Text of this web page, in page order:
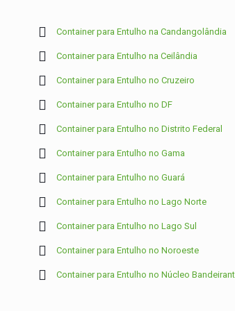
Container para Entulho na Candangolândia
Container para Entulho na Ceilândia
Container para Entulho no Cruzeiro
Container para Entulho no DF
Container para Entulho no Distrito Federal
Container para Entulho no Gama
Container para Entulho no Guará
Container para Entulho no Lago Norte
Container para Entulho no Lago Sul
Container para Entulho no Noroeste
Container para Entulho no Núcleo